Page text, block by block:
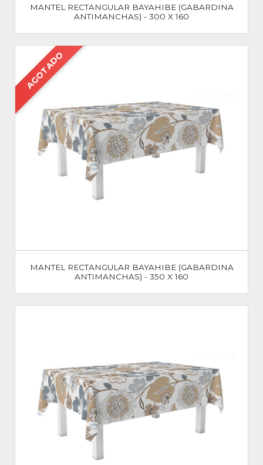
MANTEL RECTANGULAR BAYAHIBE (GABARDINA
ANTIMANCHAS) - 300 X 160
AGOTADO
MANTEL RECTANGULAR BAYAHIBE (GABARDINA
ANTIMANCHAS) - 350 X 160